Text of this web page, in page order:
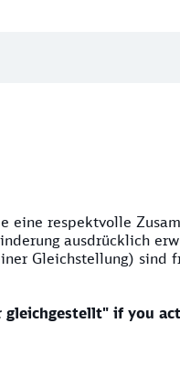
eine respektvolle
ausdrücklich
Gleichstellung) sind
if you